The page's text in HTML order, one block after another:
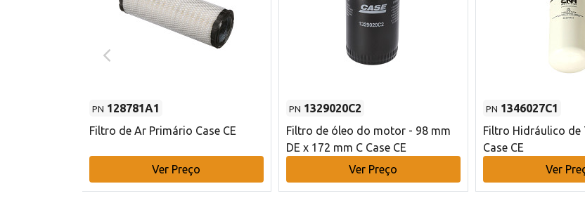
PN 128781A1
Filtro de Ar Primário Case CE
Ver Preço
PN 1329020C2
Filtro de óleo do motor - 98 mm
DE x 172 mm C Case CE
Ver Preço
PN 1346027C1
Filtro Hidráulico de
Case CE
Ver